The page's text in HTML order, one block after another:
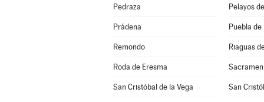
Pedraza Pelayos
Prádena Puebla de
Remondo Riaguas
Roda de Eresma
San Cristóbal de la Vega San